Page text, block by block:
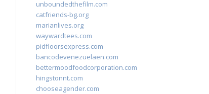
unboundedthefilm.com
catfriends-bg.org
marianlives.org
waywardtees.com
pidfloorsexpress.com
bancodevenezuelaen.com
bettermoodfoodcorporation.com
hingstonnt.com
chooseagender.com